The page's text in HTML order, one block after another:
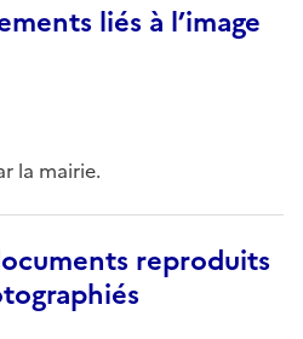
liés à l’image
la mairie.
reproduits